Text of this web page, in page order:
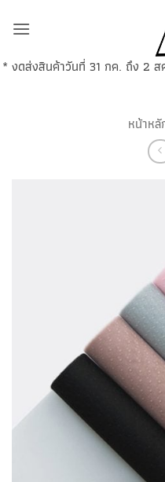
เนื้อหา
* งดส่งสินค้าวันที่ 31 กค. ถึง 2 ส
หน้าหลั